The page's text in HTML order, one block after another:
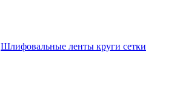
Шлифовальные ленты круги сетки